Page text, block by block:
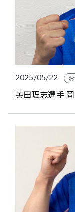
2025/05/22
英田理志選手